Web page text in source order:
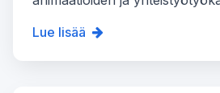
Lue lisää